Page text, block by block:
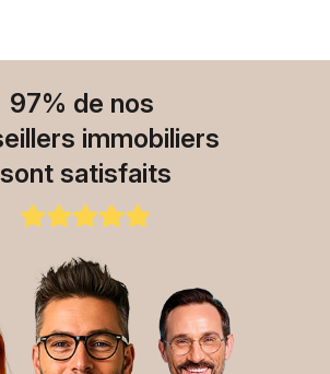
97% de nos
immobiliers
sont satisfaits